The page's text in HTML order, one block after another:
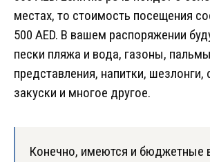
местах, то стоимость посещения
500 AED. В вашем распоряжении
пески пляжа и вода, газоны,
представления, напитки,
закуски и многое другое.
Конечно, имеются и бюджетные